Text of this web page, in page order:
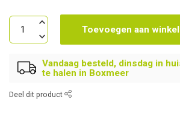
Toevoegen aan
Vandaag besteld, dinsdag in
te halen in Boxmeer
Deel dit product